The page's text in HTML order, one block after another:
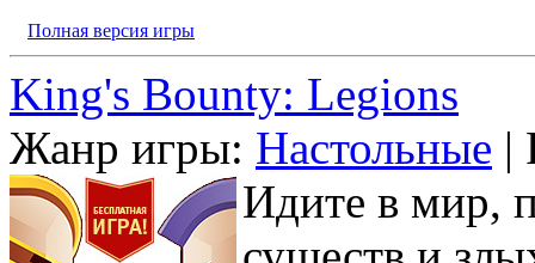
Полная версия игры
King's Bounty: Legions
Жанр игры: Настольные |
Идите в мир,